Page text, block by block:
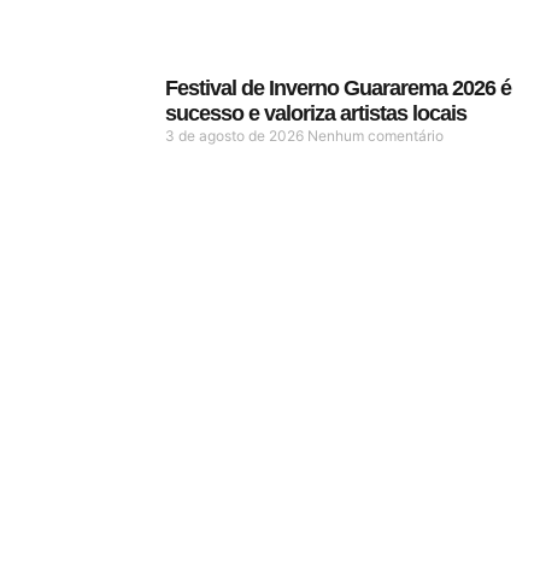
Festival de Inverno Guararema 2026 é
sucesso e valoriza artistas locais
3 de agosto de 2026 Nenhum comentário